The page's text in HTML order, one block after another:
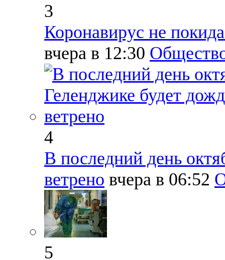
3
Коронавирус не
вчера в 12:30
4
В последний день
ветрено вчера в 06:52
5